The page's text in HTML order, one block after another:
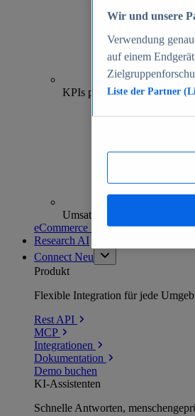
KPIs pro Shop
Umsatzanalysen und -
eCommerce Insights entdecken
Research AI
Connect Neu
Produkt
Flexible Integration für jede
Rest API
MCP
Integrationen
Dokumentation
Demo buchen
KI-Assistenten
Schnelle Antworten,
Wir und unsere
Verwendung
auf einem
Liste der Partner